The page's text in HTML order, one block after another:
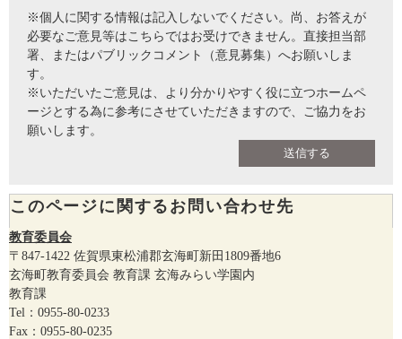
※個人に関する情報は記入しないでください。尚、お答えが
必要なご意見等はこちらではお受けできません。直接担当部
署、またはパブリックコメント（意見募集）へお願いしま
す。
※いただいたご意見は、より分かりやすく役に立つホームペ
ージとする為に参考にさせていただきますので、ご協力をお
願いします。
このページに関するお問い合わせ先
教育委員会
〒847-1422 佐賀県東松浦郡玄海町新田1809番地6
玄海町教育委員会 教育課 玄海みらい学園内
教育課
Tel：0955-80-0233
Fax：0955-80-0235